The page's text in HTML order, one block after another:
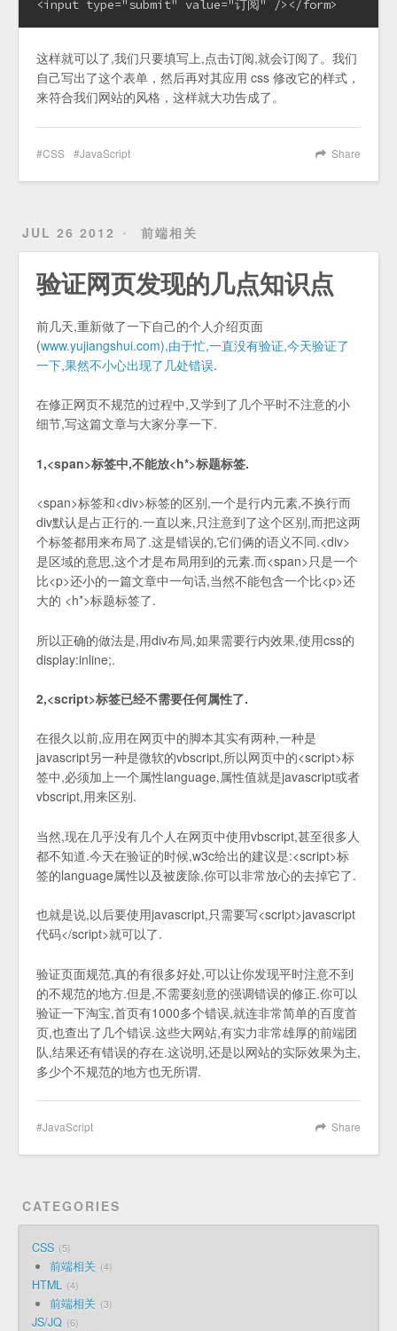
<input type="submit" value="订阅" /></form>
这样就可以了,我们只要填写上,点击订阅,就会订阅了。我们
自己写出了这个表单，然后再对其应用 css 修改它的样式，
来符合我们网站的风格，这样就大功告成了。
Share
CSS JavaScript
JUL 26 2012 前端相关
验证网页发现的几点知识点
前几天,重新做了一下自己的个人介绍页面
(www.yujiangshui.com),由于忙,一直没有验证,今天验证了
一下,果然不小心出现了几处错误.
在修正网页不规范的过程中,又学到了几个平时不注意的小
细节,写这篇文章与大家分享一下.
1,<span>标签中,不能放<h*>标题标签.
<span>标签和<div>标签的区别,一个是行内元素,不换行而
div默认是占正行的.一直以来,只注意到了这个区别,而把这两
个标签都用来布局了.这是错误的,它们俩的语义不同.<div>
是区域的意思,这个才是布局用到的元素.而<span>只是一个
比<p>还小的一篇文章中一句话,当然不能包含一个比<p>还
大的 <h*>标题标签了.
所以正确的做法是,用div布局,如果需要行内效果,使用css的
display:inline;.
2,<script>标签已经不需要任何属性了.
在很久以前,应用在网页中的脚本其实有两种,一种是
javascript另一种是微软的vbscript,所以网页中的<script>标
签中,必须加上一个属性language,属性值就是javascript或者
vbscript,用来区别.
当然,现在几乎没有几个人在网页中使用vbscript,甚至很多人
都不知道.今天在验证的时候,w3c给出的建议是:<script>标
签的language属性以及被废除,你可以非常放心的去掉它了.
也就是说,以后要使用javascript,只需要写<script>javascript
代码</script>就可以了.
验证页面规范,真的有很多好处,可以让你发现平时注意不到
的不规范的地方.但是,不需要刻意的强调错误的修正.你可以
验证一下淘宝,首页有1000多个错误,就连非常简单的百度首
页,也查出了几个错误.这些大网站,有实力非常雄厚的前端团
队,结果还有错误的存在.这说明,还是以网站的实际效果为主,
多少个不规范的地方也无所谓.
Share
JavaScript
CATEGORIES
CSS 5
前端相关 4
HTML 4
前端相关 3
JS/JQ 6